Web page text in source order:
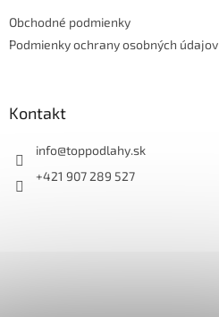
Obchodné podmienky
Podmienky ochrany osobných údajov
Kontakt
info@toppodlahy.sk
+421 907 289 527